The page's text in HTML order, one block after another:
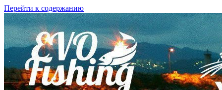
Перейти к содержанию